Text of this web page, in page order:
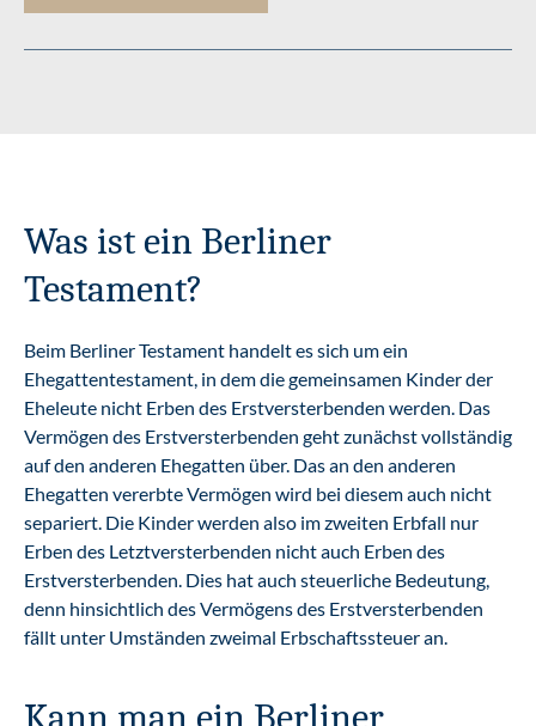
Was ist ein Berliner
Testament?
Beim Berliner Testament handelt es sich um ein
Ehegattentestament, in dem die gemeinsamen Kinder der
Eheleute nicht Erben des Erstversterbenden werden. Das
Vermögen des Erstversterbenden geht zunächst vollständig
auf den anderen Ehegatten über. Das an den anderen
Ehegatten vererbte Vermögen wird bei diesem auch nicht
separiert. Die Kinder werden also im zweiten Erbfall nur
Erben des Letztversterbenden nicht auch Erben des
Erstversterbenden. Dies hat auch steuerliche Bedeutung,
denn hinsichtlich des Vermögens des Erstversterbenden
fällt unter Umständen zweimal Erbschaftssteuer an.